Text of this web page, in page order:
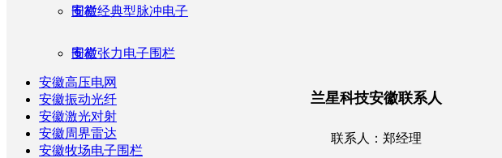
ꀲ 安装指导视频
ꀲ 技术问答
ꁨ 金融单位
ꁨ 畜牧农林
围栏
安徽经典型脉冲电子
围栏
安徽张力电子围栏
安徽高压电网
安徽振动光纤
安徽激光对射
安徽周界雷达
安徽牧场电子围栏
兰星科技安徽联系人
联系人：郑经理